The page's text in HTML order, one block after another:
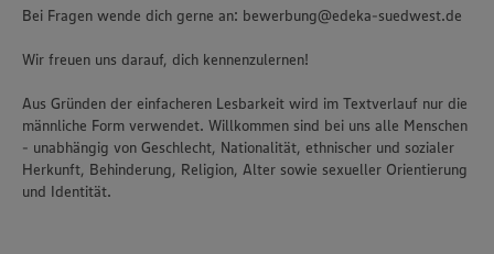
Bei Fragen wende dich gerne an: bewerbung@edeka-suedwest.de
Wir freuen uns darauf, dich kennenzulernen!
Aus Gründen der einfacheren Lesbarkeit wird im Textverlauf nur die
männliche Form verwendet. Willkommen sind bei uns alle Menschen
- unabhängig von Geschlecht, Nationalität, ethnischer und sozialer
Herkunft, Behinderung, Religion, Alter sowie sexueller Orientierung
und Identität.